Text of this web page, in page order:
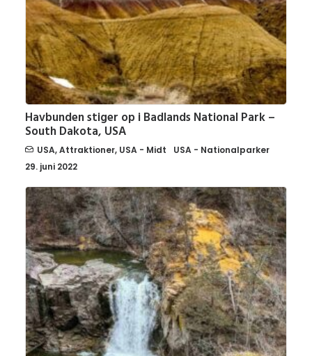
Havbunden stiger op i Badlands National Park –
South Dakota, USA
USA,Attraktioner, USA - Midt
USA - Nationalparker
29. juni 2022